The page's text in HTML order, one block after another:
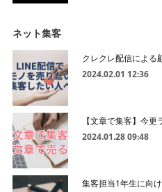
ネット集客
クレクレ配信による
2024.02.01 12:36
【文章で集客】今
2024.01.28 09:48
集客担当1年生に向